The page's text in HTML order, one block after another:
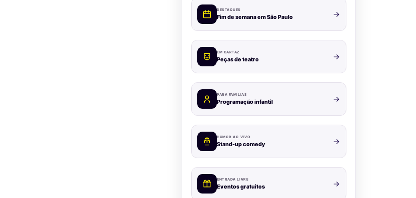
DESTAQUES
Fim de semana em São Paulo
EM CARTAZ
Peças de teatro
PARA FAMÍLIAS
Programação infantil
HUMOR AO VIVO
Stand-up comedy
ENTRADA LIVRE
Eventos gratuitos